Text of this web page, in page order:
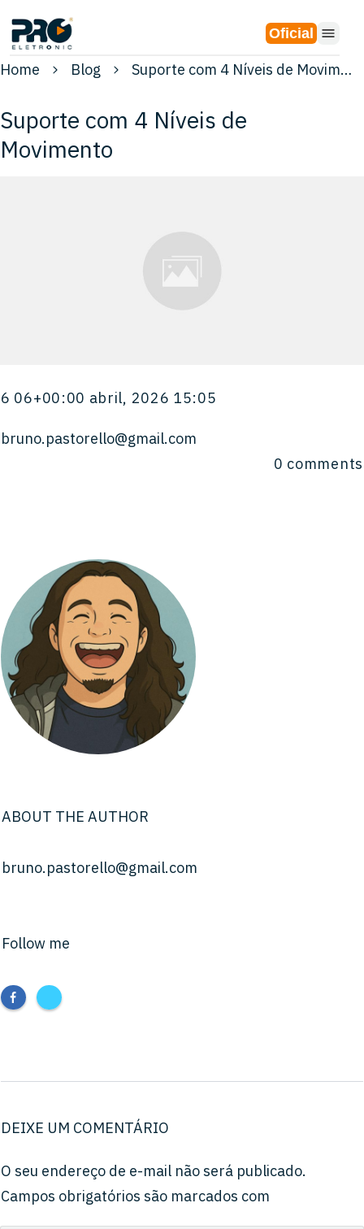
Oficial
Home Blog Suporte com 4 Níveis de Movimento
Suporte com 4 Níveis de
Movimento
6 06+00:00 abril, 2026 15:05
bruno.pastorello@gmail.com
0 comments
ABOUT THE AUTHOR
bruno.pastorello@gmail.com
Follow me
DEIXE UM COMENTÁRIO
O seu endereço de e-mail não será publicado.
Campos obrigatórios são marcados com